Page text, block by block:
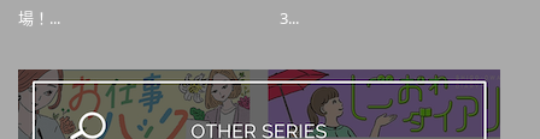
場！...
3...